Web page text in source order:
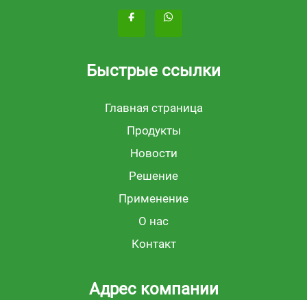
Быстрые ссылки
Главная страница
Продукты
Новости
Решение
Применение
О нас
Контакт
Адрес компании